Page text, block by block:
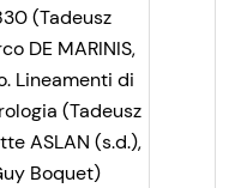
(Tadeusz
DE MARINIS,
Lineamenti di
(Tadeusz
ASLAN (s.d.),
Boquet)